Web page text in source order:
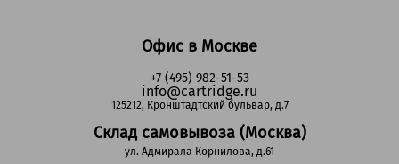
Офис в Москве
+7 (495) 982-51-53
info@cartridge.ru
125212, Кронштадтский бульвар, д.7
Склад самовывоза (Москва)
ул. Адмирала Корнилова, д.61